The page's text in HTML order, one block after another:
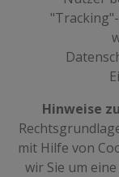
Hinweise
mit Hilfe von
wir Sie um